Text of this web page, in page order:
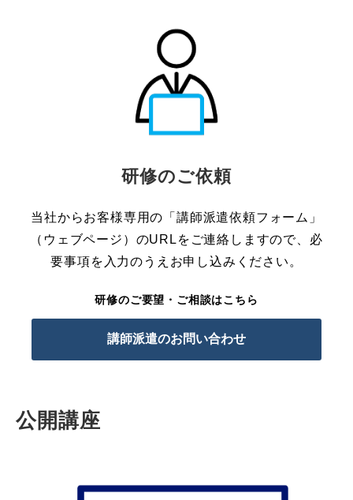
研修のご依頼
当社からお客様専用の「講師派遣依頼フォーム」
（ウェブページ）のURLをご連絡しますので、必
要事項を入力のうえお申し込みください。
研修のご要望・ご相談はこちら
講師派遣のお問い合わせ
公開講座